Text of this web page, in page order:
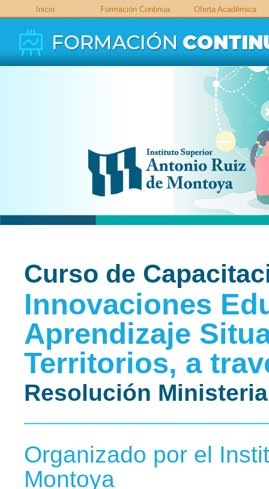
Inicio Formación Continua Oferta Académica
Curso de
Innovaciones
Aprendizaje
Territorios, a
Resolución
Organizado por el
Montoya